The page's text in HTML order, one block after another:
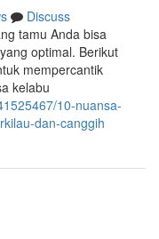
Discuss
tamu Anda bisa
optimal. Berikut
mempercantik
kelabu
10-nuansa-
dan-canggih